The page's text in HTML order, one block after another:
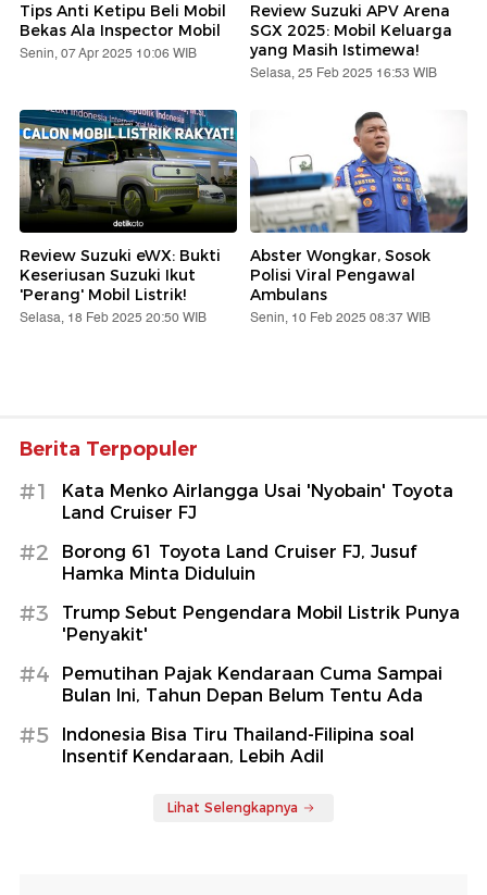
Tips Anti Ketipu Beli Mobil
Bekas Ala Inspector Mobil
Senin, 07 Apr 2025 10:06 WIB
Review Suzuki APV Arena
SGX 2025: Mobil Keluarga
yang Masih Istimewa!
Selasa, 25 Feb 2025 16:53 WIB
Review Suzuki eWX: Bukti
Keseriusan Suzuki Ikut
'Perang' Mobil Listrik!
Selasa, 18 Feb 2025 20:50 WIB
Abster Wongkar, Sosok
Polisi Viral Pengawal
Ambulans
Senin, 10 Feb 2025 08:37 WIB
Berita Terpopuler
#1
Kata Menko Airlangga Usai 'Nyobain' Toyota
Land Cruiser FJ
#2
Borong 61 Toyota Land Cruiser FJ, Jusuf
Hamka Minta Diduluin
#3
Trump Sebut Pengendara Mobil Listrik Punya
'Penyakit'
#4
Pemutihan Pajak Kendaraan Cuma Sampai
Bulan Ini, Tahun Depan Belum Tentu Ada
#5
Indonesia Bisa Tiru Thailand-Filipina soal
Insentif Kendaraan, Lebih Adil
Lihat Selengkapnya